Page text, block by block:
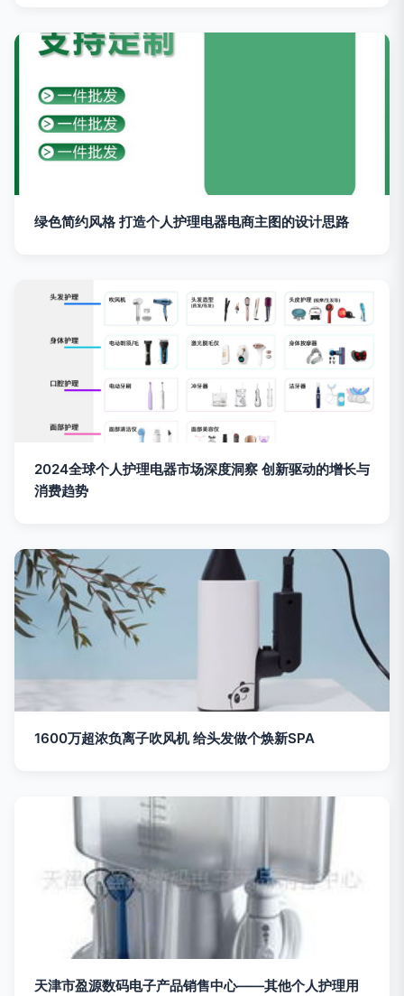
绿色简约风格 打造个人护理电器电商主图的设计思路
2024全球个人护理电器市场深度洞察 创新驱动的增长与
消费趋势
1600万超浓负离子吹风机 给头发做个焕新SPA
天津市盈源数码电子产品销售中心——其他个人护理用